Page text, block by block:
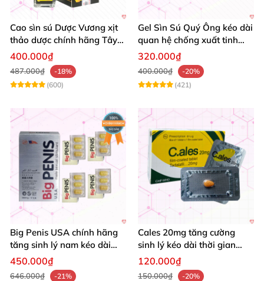
Cao sìn sú Dược Vương xịt
thảo dược chính hãng Tây
Nguyên tốt nhất
400.000₫
487.000₫
-18%
(600)
Gel Sìn Sú Quý Ông kéo dài
quan hệ chống xuất tinh
nhanh
320.000₫
400.000₫
-20%
(421)
Big Penis USA chính hãng
tăng sinh lý nam kéo dài
thời gian cường dương hộp
450.000₫
646.000₫
-21%
Cales 20mg tăng cường
sinh lý kéo dài thời gian
quan hệ chống xuất tinh
120.000₫
150.000₫
-20%